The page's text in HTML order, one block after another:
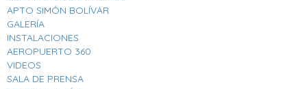
APTO SIMÓN BOLÍVAR
GALERÍA
INSTALACIONES
AEROPUERTO 360
VIDEOS
SALA DE PRENSA